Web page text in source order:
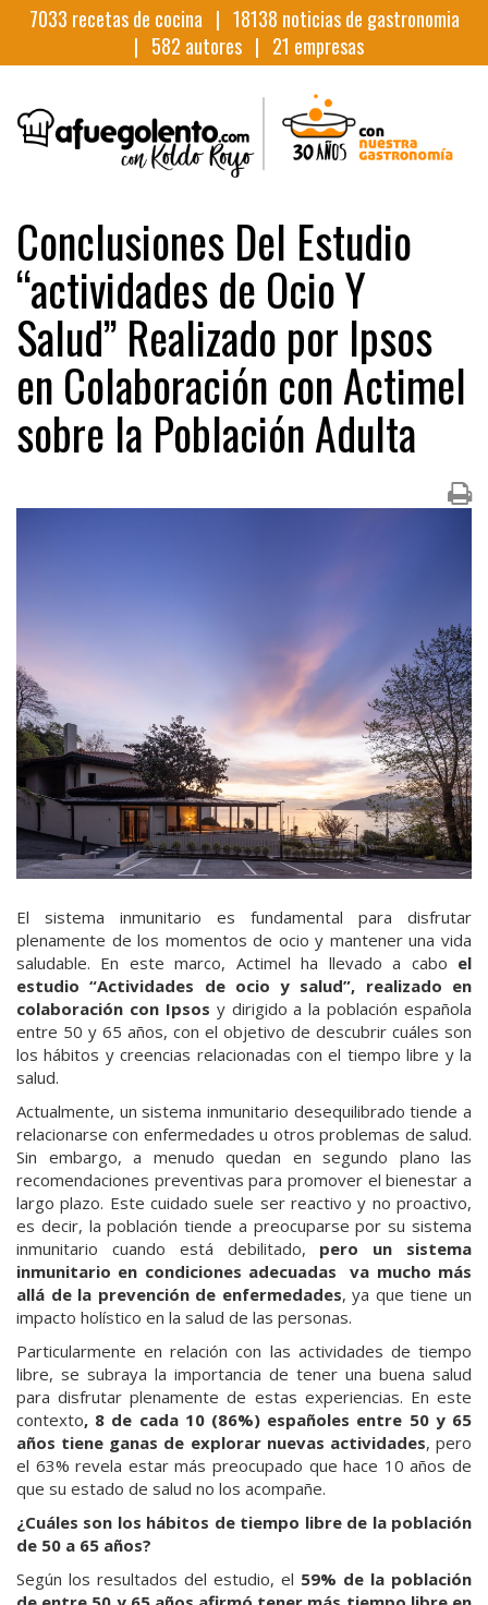
7033 recetas de cocina | 18138 noticias de gastronomia
| 582 autores | 21 empresas
Conclusiones Del Estudio
“actividades de Ocio Y
Salud” Realizado por Ipsos
en Colaboración con Actimel
sobre la Población Adulta
El sistema inmunitario es fundamental para disfrutar
plenamente de los momentos de ocio y mantener una vida
saludable. En este marco, Actimel ha llevado a cabo el
estudio “Actividades de ocio y salud”, realizado en
colaboración con Ipsos y dirigido a la población española
entre 50 y 65 años, con el objetivo de descubrir cuáles son
los hábitos y creencias relacionadas con el tiempo libre y la
salud.
Actualmente, un sistema inmunitario desequilibrado tiende a
relacionarse con enfermedades u otros problemas de salud.
Sin embargo, a menudo quedan en segundo plano las
recomendaciones preventivas para promover el bienestar a
largo plazo. Este cuidado suele ser reactivo y no proactivo,
es decir, la población tiende a preocuparse por su sistema
inmunitario cuando está debilitado, pero un sistema
inmunitario en condiciones adecuadas va mucho más
allá de la prevención de enfermedades, ya que tiene un
impacto holístico en la salud de las personas.
Particularmente en relación con las actividades de tiempo
libre, se subraya la importancia de tener una buena salud
para disfrutar plenamente de estas experiencias. En este
contexto, 8 de cada 10 (86%) españoles entre 50 y 65
años tiene ganas de explorar nuevas actividades, pero
el 63% revela estar más preocupado que hace 10 años de
que su estado de salud no los acompañe.
¿Cuáles son los hábitos de tiempo libre de la población
de 50 a 65 años?
Según los resultados del estudio, el 59% de la población